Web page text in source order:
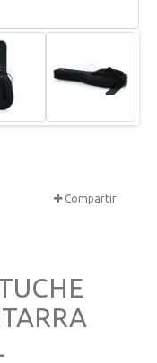
Next
Compartir